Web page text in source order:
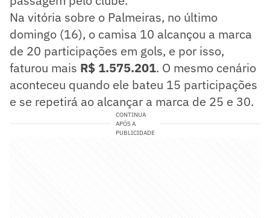
Na vitória sobre o Palmeiras, no último
domingo (16), o camisa 10 alcançou a marca
de 20 participações em gols, e por isso,
faturou mais R$ 1.575.201. O mesmo cenário
aconteceu quando ele bateu 15 participações
e se repetirá ao alcançar a marca de 25 e 30.
CONTINUA
APÓS A
PUBLICIDADE